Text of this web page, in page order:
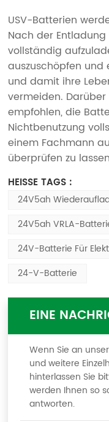
USV-Batterien
Nach der
vollständig
auszuschöpfen
und damit ihre
vermeiden.
empfohlen, die
Nichtbenutzung
einem Fachmann
überprüfen zu
HEISSE TAGS :
24V5ah
24V5ah VRLA-
24V-Batterie Für
24-V-Batterie
EINE
Wenn Sie an
und weitere
hinterlassen Sie
werden Ihnen so
antworten.